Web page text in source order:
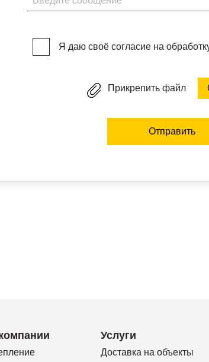
Я даю своё согласие на
Прикрепить файл
Отправить
Услуги
Доставка на объекты